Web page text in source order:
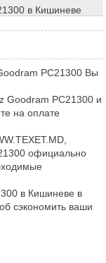
в Кишиневе
PC21300 Вы
Goodram PC21300 и
на оплате
официально
в Кишиневе в
сэкономить ваши